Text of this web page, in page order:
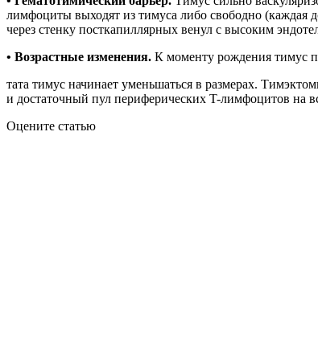
лимфоциты выходят из тимуса либо свободно (каждая
через стенку посткапиллярных венул с высоким
• Возрастные изменения. К моменту рождения тимус
тата тимус начинает уменьшаться в размерах.
и достаточный пул периферических T-лимфоцитов на
Оцените статью